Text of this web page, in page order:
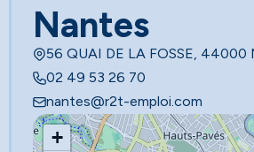
Nantes
56 QUAI DE LA FOSSE, 44000
02 49 53 26 70
nantes@r2t-emploi.com
+